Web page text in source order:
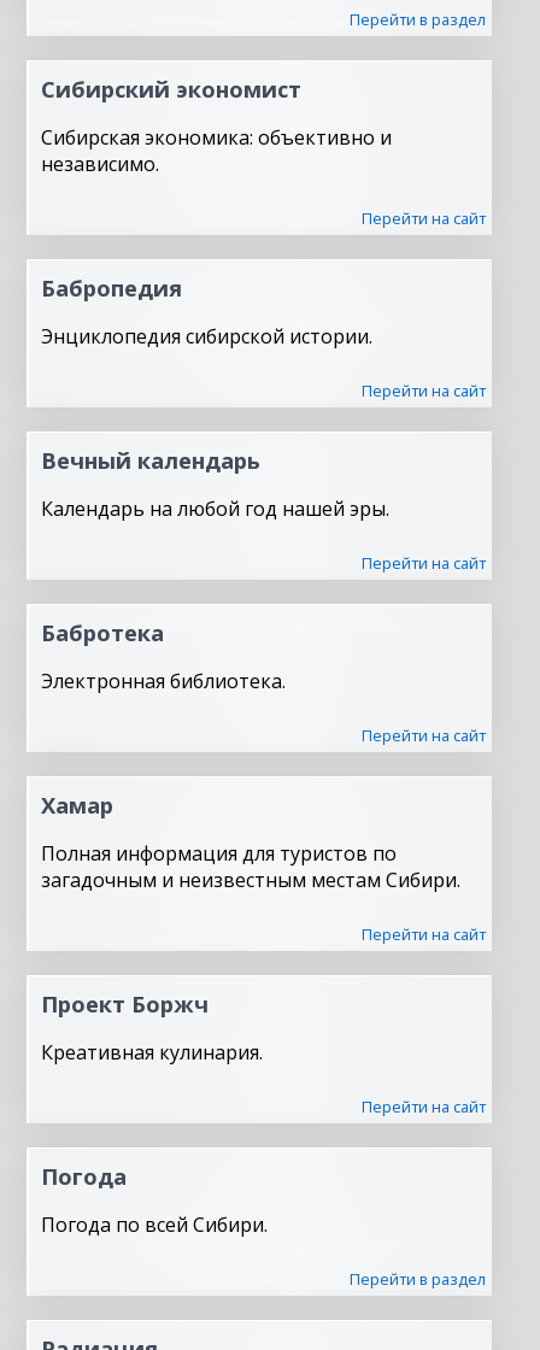
Перейти в раздел
Сибирский экономист
Сибирская экономика: объективно и
независимо.
Перейти на сайт
Бабропедия
Энциклопедия сибирской истории.
Перейти на сайт
Вечный календарь
Календарь на любой год нашей эры.
Перейти на сайт
Бабротека
Электронная библиотека.
Перейти на сайт
Хамар
Полная информация для туристов по
загадочным и неизвестным местам Сибири.
Перейти на сайт
Проект Боржч
Креативная кулинария.
Перейти на сайт
Погода
Погода по всей Сибири.
Перейти в раздел